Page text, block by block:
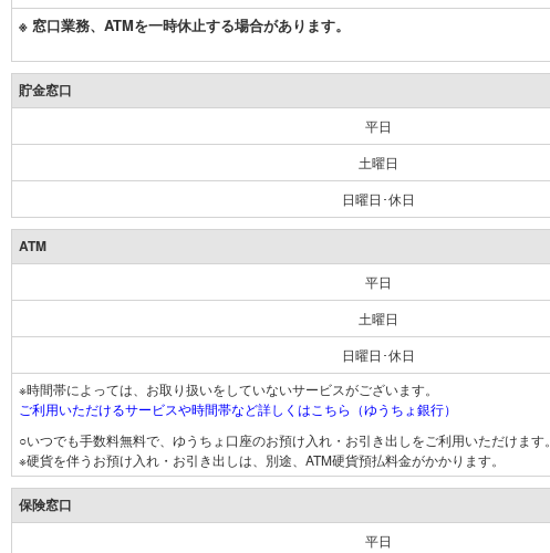
※ 窓口業務、ATMを一時休止する場合があります。
貯金窓口
平日
土曜日
日曜日･休日
ATM
平日
土曜日
日曜日･休日
※時間帯によっては、お取り扱いをしていないサービスがございます。
ご利用いただけるサービスや時間帯など詳しくはこちら（ゆうちょ銀行）
○いつでも手数料無料で、ゆうちょ口座のお預け入れ・お引き出しをご利用いただけます。
※硬貨を伴うお預け入れ・お引き出しは、別途、ATM硬貨預払料金がかかります。
保険窓口
平日